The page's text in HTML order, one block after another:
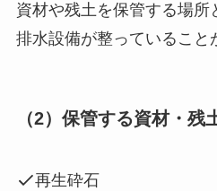
資材や残土を保管する場所
排水設備が整っていること
（2）保管する資材・残
再生砕石